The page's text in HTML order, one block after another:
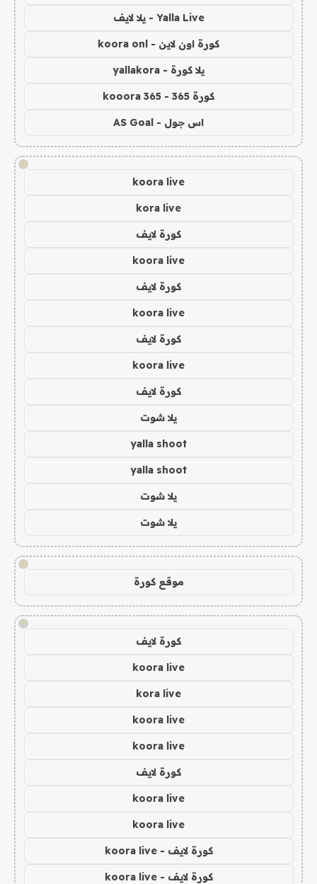
Yalla Live - يلا لايف
كورة اون لاين - koora onl
يلا كورة - yallakora
كورة 365 - kooora 365
اس جول - AS Goal
!
koora live
kora live
كورة لايف
koora live
كورة لايف
koora live
كورة لايف
koora live
كورة لايف
يلا شوت
yalla shoot
yalla shoot
يلا شوت
يلا شوت
!
موقع كورة
!
كورة لايف
koora live
kora live
koora live
koora live
كورة لايف
koora live
koora live
كورة لايف - koora live
كورة لايف - koora live